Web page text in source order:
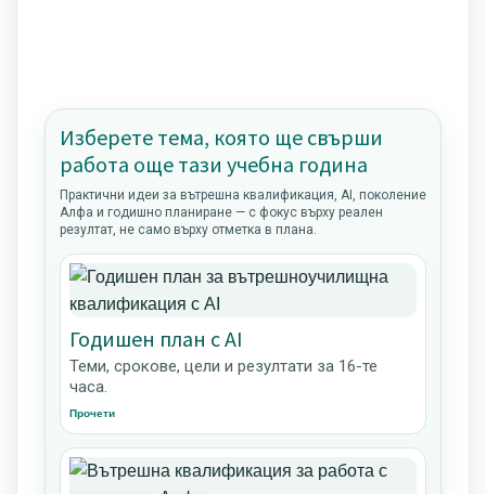
Изберете тема, която ще свърши
работа още тази учебна година
Практични идеи за вътрешна квалификация, AI, поколение
Алфа и годишно планиране — с фокус върху реален
резултат, не само върху отметка в плана.
Годишен план с AI
Теми, срокове, цели и резултати за 16-те
часа.
Прочети